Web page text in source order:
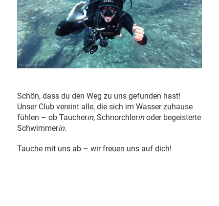
Schön, dass du den Weg zu uns gefunden hast!
Unser Club vereint alle, die sich im Wasser zuhause
fühlen – ob Taucherin, Schnorchlerinoder begeisterte
Schwimmerin.
Tauche mit uns ab – wir freuen uns auf dich!